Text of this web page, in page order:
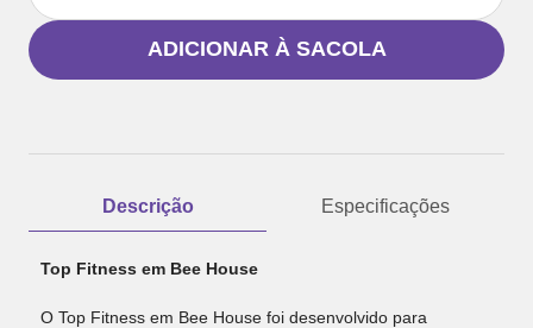
ADICIONAR À SACOLA
Descrição Especificações
Top Fitness em Bee House
O Top Fitness em Bee House foi desenvolvido para